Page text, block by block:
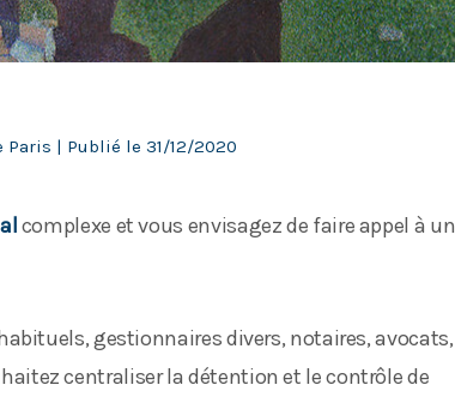
Paris | Publié le 31/12/2020
complexe et vous envisagez de faire appel à un
gestionnaires divers, notaires, avocats,
centraliser la détention et le contrôle de